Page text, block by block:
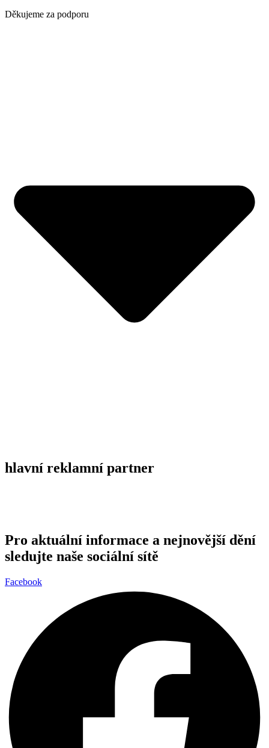
Děkujeme za podporu
hlavní reklamní partner
Pro aktuální informace a nejnovější dění
sledujte naše sociální sítě
Facebook